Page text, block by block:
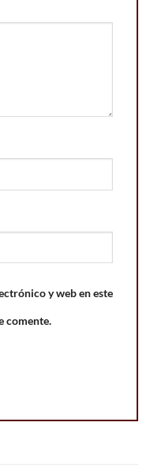
y web en este
comente.